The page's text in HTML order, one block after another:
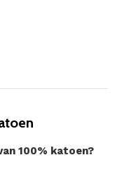
100% katoen?